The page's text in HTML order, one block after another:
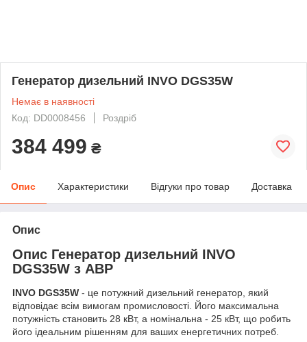
Генератор дизельний INVO DGS35W
Немає в наявності
Код: DD0008456
Роздріб
384 499 ₴
Опис Характеристики Відгуки про товар Доставка
Опис
Опис Генератор дизельний INVO
DGS35W з АВР
INVO DGS35W - це потужний дизельний генератор, який
відповідає всім вимогам промисловості. Його максимальна
потужність становить 28 кВт, а номінальна - 25 кВт, що робить
його ідеальним рішенням для ваших енергетичних потреб.